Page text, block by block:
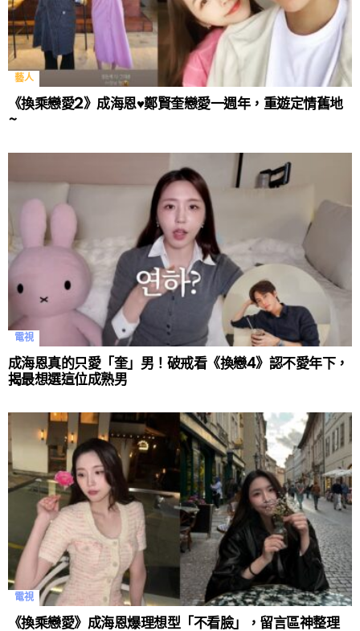
藝人
《換乘戀愛2》成海恩♥鄭賢奎戀愛一週年，重遊定情舊地
~
電視
成海恩真的只愛「奎」男！破戒看《換戀4》認不愛年下，
揭最想選這位成熟男
電視
《換乘戀愛》成海恩爆理想型「不看臉」，留言區神整理